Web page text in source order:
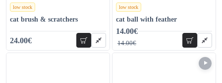
low stock
χρώματα
cat brush & scratchers
24.00€ add to cart
low stock
χρώματα
cat ball with feather
14.00€
14.00€ add to